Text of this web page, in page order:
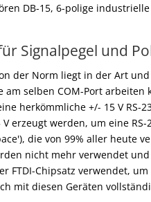
DB-15, 6-polige
Signalpegel und
der Norm liegt in der Art
am selben COM-Port arbeiten
herkömmliche +/- 15 V RS-
erzeugt werden, um eine
die von 99% aller heute
nicht mehr verwendet
FTDI-Chipsatz verwendet,
mit diesen Geräten